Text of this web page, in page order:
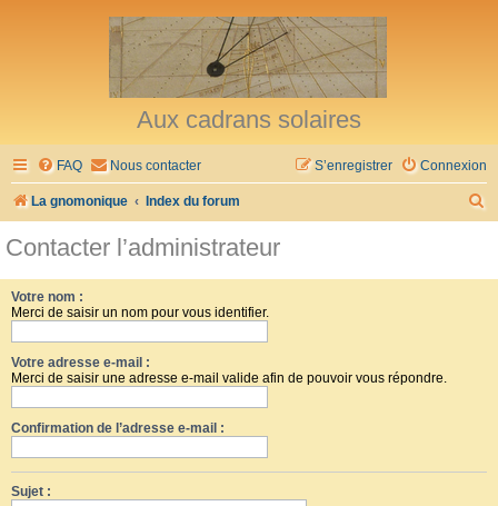
Aux cadrans solaires
FAQ Nous contacter Connexion
S’enregistrer
La gnomonique Index du forum
Contacter l’administrateur
Votre nom :
Merci de saisir un nom pour vous identifier.
Votre adresse e-mail :
Merci de saisir une adresse e-mail valide afin de pouvoir vous répondre.
Confirmation de l’adresse e-mail :
Sujet :